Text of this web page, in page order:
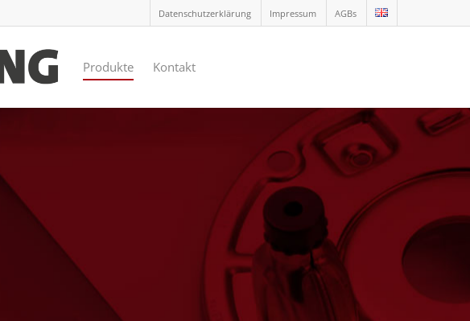
Datenschutzerklärung Impressum AGBs
Produkte Kontakt